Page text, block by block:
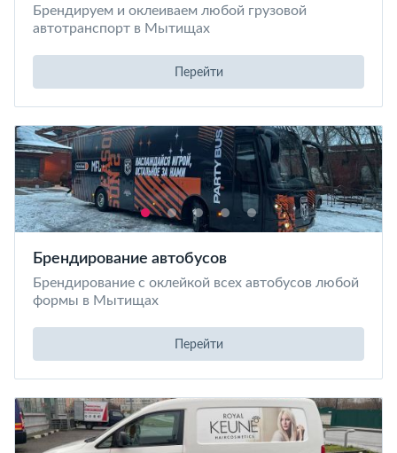
Брендируем и оклеиваем любой грузовой
автотранспорт в Мытищах
Перейти
Брендирование автобусов
Брендирование с оклейкой всех автобусов любой
формы в Мытищах
Перейти